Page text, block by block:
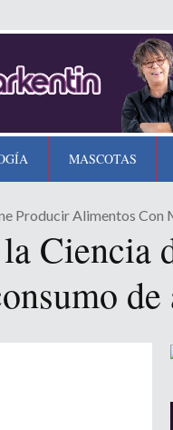
MASCOTAS
Producir Alimentos Con
Ciencia
de